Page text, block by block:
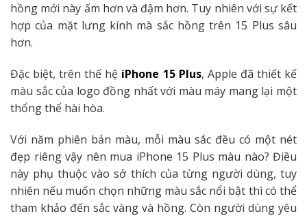
hồng mới này ấm hơn và đậm hơn. Tuy nhiên với sự kết
hợp của mặt lưng kính mà sắc hồng trên 15 Plus sâu
hơn.
Đặc biệt, trên thế hệ iPhone 15 Plus, Apple đã thiết kế
màu sắc của logo đồng nhất với màu máy mang lại một
thổng thể hài hòa.
Với năm phiên bản màu, mỗi màu sắc đều có một nét
đẹp riêng vậy nên mua iPhone 15 Plus màu nào? Điều
này phụ thuộc vào sở thích của từng người dùng, tuy
nhiên nếu muốn chọn những màu sắc nổi bật thì có thể
tham khảo đến sắc vàng và hồng. Còn người dùng yêu